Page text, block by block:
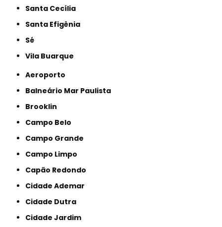
Santa Cecília
Santa Efigênia
Sé
Vila Buarque
Aeroporto
Balneário Mar Paulista
Brooklin
Campo Belo
Campo Grande
Campo Limpo
Capão Redondo
Cidade Ademar
Cidade Dutra
Cidade Jardim